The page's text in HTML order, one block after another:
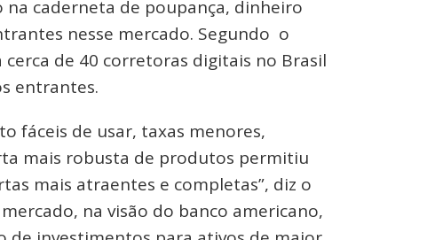
na caderneta de poupança, dinheiro
nesse mercado. Segundo o
de 40 corretoras digitais no Brasil
entrantes.
fáceis de usar, taxas menores,
mais robusta de produtos permitiu
mais atraentes e completas”, diz o
na visão do banco americano,